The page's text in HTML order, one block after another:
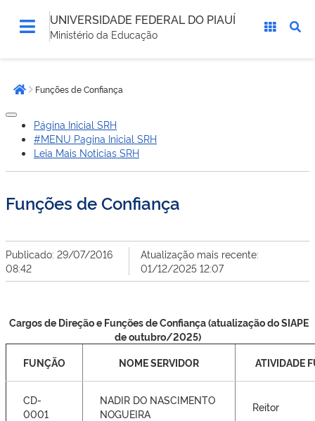
UNIVERSIDADE FEDERAL DO PIAUÍ
Ministério da Educação
estáPágina inicial
Funções de Confiança
Página Inicial SRH
#MENU Pagina Inicial SRH
Leia Mais Noticias SRH
Funções de Confiança
Publicado: 29/07/2016
08:42
Atualização mais recente:
01/12/2025 12:07
Cargos de Direção e Funções de Confiança (atualização do SIAPE
de outubro/2025)
FUNÇÃO
NOME SERVIDOR ATIVIDADE
CD-
0001
NADIR DO NASCIMENTO
NOGUEIRA
Reitor